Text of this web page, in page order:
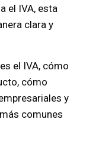
el IVA, esta
clara y
el IVA, cómo
cómo
y
comunes